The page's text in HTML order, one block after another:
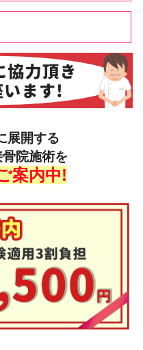
展開する
院施術を
案内中!